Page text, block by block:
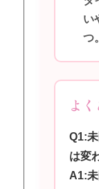
い
つ。
よ
Q1:
は変
A1: